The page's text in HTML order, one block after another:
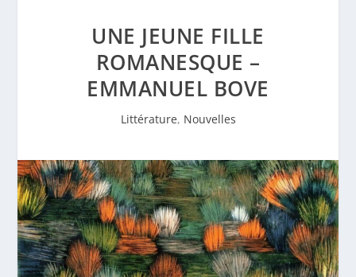
UNE JEUNE FILLE
ROMANESQUE –
EMMANUEL BOVE
Littérature, Nouvelles